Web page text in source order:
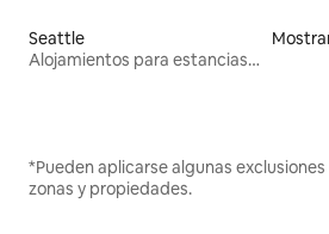
Seattle
Alojamientos para estancias largas
*Pueden aplicarse algunas
zonas y propiedades.